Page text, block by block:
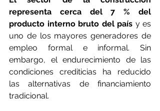
representa cerca del 7 % del
producto interno bruto del país y es
uno de los mayores generadores de
empleo formal e informal. Sin
embargo, el endurecimiento de las
condiciones crediticias ha reducido
las alternativas de financiamiento
tradicional.